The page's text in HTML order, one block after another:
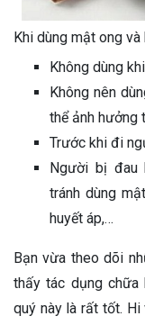
Khi dùng mật ong
Không dùng
Không nên
thể ảnh hưởng
Trước khi đi
Người bị đau
tránh dùng
huyết áp,…
Bạn vừa theo dõi
thấy tác dụng
quý này là rất tốt.